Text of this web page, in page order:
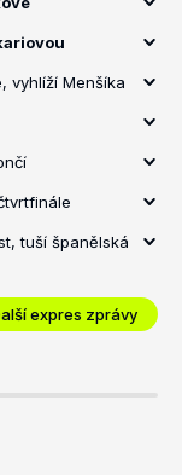
vyhlíží Menšíka
tuší španělská
expres zprávy